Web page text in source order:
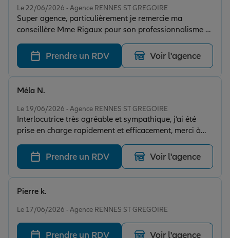
Le 22/06/2026 - Agence RENNES ST GREGOIRE
Super agence, particulièrement je remercie ma
conseillère Mme Rigaux pour son professionnalisme et
sa disponibilité.
Prendre un RDV Voir l'agence
Le 19/06/2026 - Agence RENNES ST GREGOIRE
Interlocutrice très agréable et sympathique, j’ai été
prise en charge rapidement et efficacement, merci à
elle au plaisir d’échanger avec vous 🙃
Méla N.
Prendre un RDV Voir l'agence
Le 17/06/2026 - Agence RENNES ST GREGOIRE
Pierre k.
Prendre un RDV Voir l'agence